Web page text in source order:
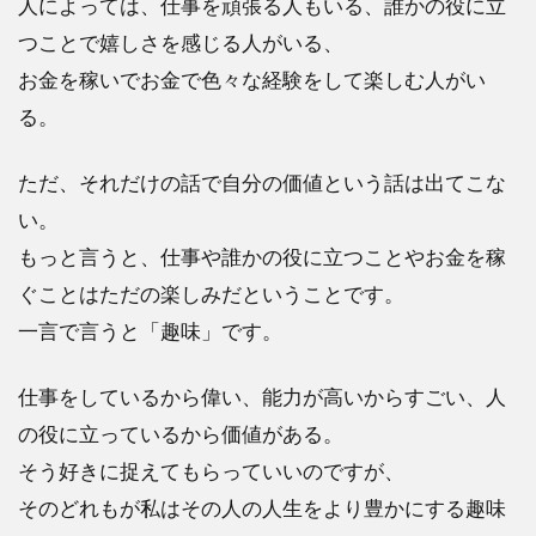
人によっては、仕事を頑張る人もいる、誰かの役に立
つことで嬉しさを感じる人がいる、
お金を稼いでお金で色々な経験をして楽しむ人がい
る。
ただ、それだけの話で自分の価値という話は出てこな
い。
もっと言うと、仕事や誰かの役に立つことやお金を稼
ぐことはただの楽しみだということです。
一言で言うと「趣味」です。
仕事をしているから偉い、能力が高いからすごい、人
の役に立っているから価値がある。
そう好きに捉えてもらっていいのですが、
そのどれもが私はその人の人生をより豊かにする趣味